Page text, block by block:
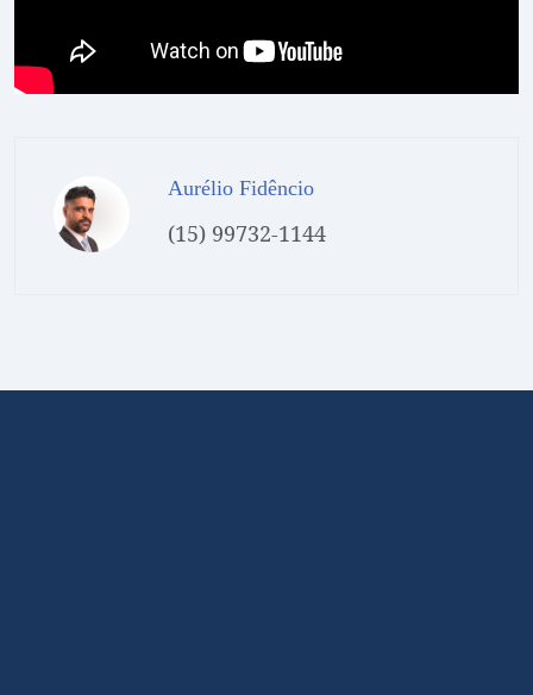
Aurélio Fidêncio
(15) 99732-1144